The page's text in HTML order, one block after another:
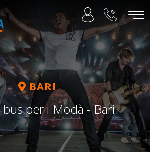
BARI
bus per i Modà - Bari